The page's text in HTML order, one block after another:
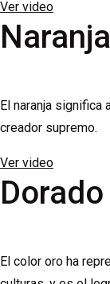
Ver video
Naranja
El naranja significa
creador supremo.
Ver video
Dorado
El color oro ha